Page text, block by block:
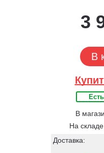
3
В
В
На
Доставка: